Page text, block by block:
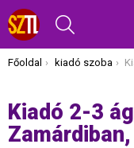
Itt vagy most:
Főoldal kiadó szoba
Kiadó 2-3